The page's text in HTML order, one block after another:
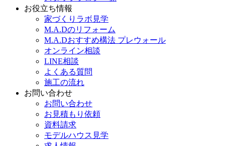
お役立ち情報
家づくりラボ見学
M.A.Dのリフォーム
M.A.Dおすすめ構法 プレウォール
オンライン相談
LINE相談
よくある質問
施工の流れ
お問い合わせ
お問い合わせ
お見積もり依頼
資料請求
モデルハウス見学